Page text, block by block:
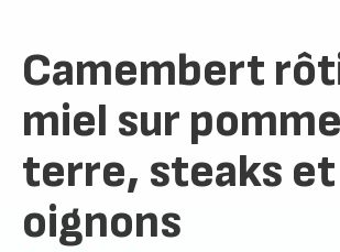
Camembert
miel sur
terre, steaks et
oignons